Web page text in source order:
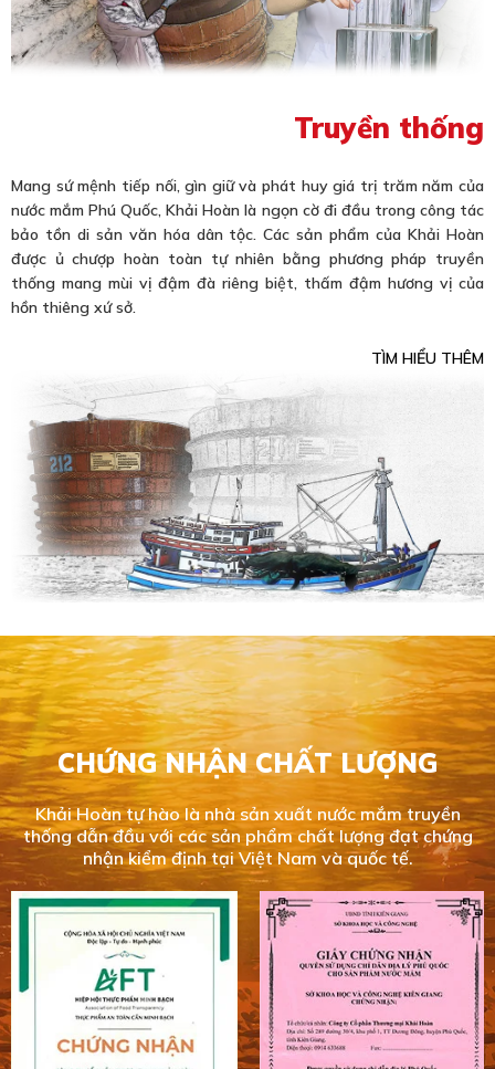
Truyền thống
Mang sứ mệnh tiếp nối, gìn giữ và phát huy giá trị trăm năm của
nước mắm Phú Quốc, Khải Hoàn là ngọn cờ đi đầu trong công tác
bảo tồn di sản văn hóa dân tộc. Các sản phẩm của Khải Hoàn
được ủ chượp hoàn toàn tự nhiên bằng phương pháp truyền
thống mang mùi vị đậm đà riêng biệt, thấm đậm hương vị của
hồn thiêng xứ sở.
TÌM HIỂU THÊM
CHỨNG NHẬN CHẤT LƯỢNG
Khải Hoàn tự hào là nhà sản xuất nước mắm truyền
thống dẫn đầu với các sản phẩm chất lượng đạt chứng
nhận kiểm định tại Việt Nam và quốc tế.